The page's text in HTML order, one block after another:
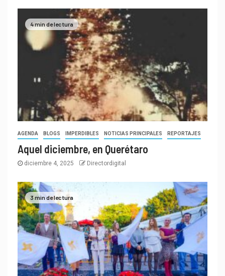
4 min de lectura
AGENDA BLOGS IMPERDIBLES NOTICIAS PRINCIPALES REPORTAJES
Aquel diciembre, en Querétaro
diciembre 4, 2025 Directordigital
3 min de lectura